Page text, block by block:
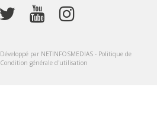
Développé par NETINFOSMEDIAS - Politique de
Condition générale d'utilisation